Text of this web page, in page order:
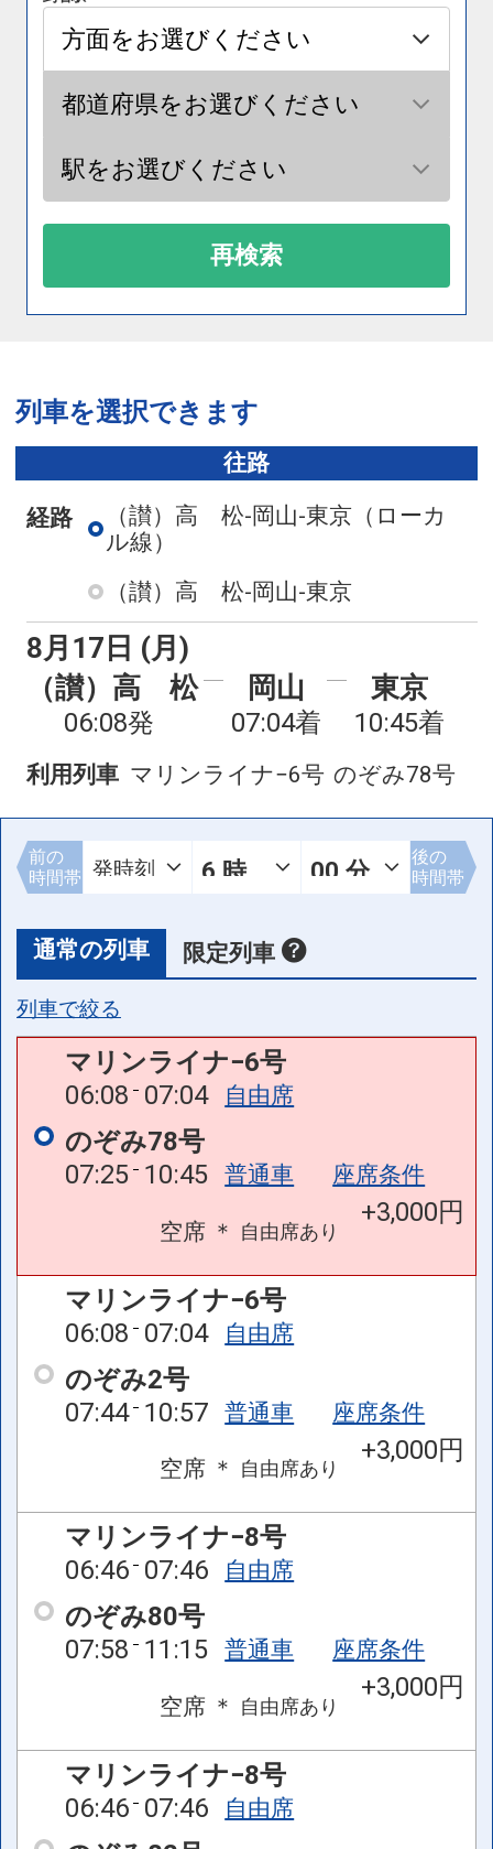
再検索
列車を選択できます
往路
経路 （讃）高 松-岡山-東京 （ローカ
ル線）
（讃）高 松-岡山-東京
8月17日 (月)
（讃）高 松
06:08発
岡山
07:04着
東京
10:45着
利用列車 マリンライナ−6号 のぞみ78号
前の
時間帯
後の
時間帯
通常の列車 限定列車
列車で絞る
マリンライナ−6号
06:08 07:04 自由席
のぞみ78号
07:25 10:45 普通車 座席条件
空席 ＊ 自由席あり
+3,000円
マリンライナ−6号
06:08 07:04 自由席
のぞみ2号
07:44 10:57 普通車 座席条件
空席 ＊ 自由席あり
+3,000円
マリンライナ−8号
06:46 07:46 自由席
のぞみ80号
07:58 11:15 普通車 座席条件
空席 ＊ 自由席あり
+3,000円
マリンライナ−8号
06:46 07:46 自由席